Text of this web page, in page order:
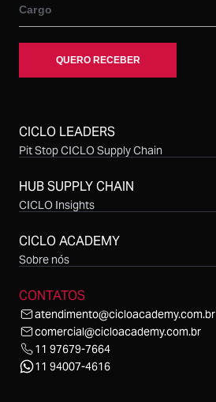
CICLO LEADERS
Pit Stop CICLO Supply Chain
Simpósio CICLO Supply Chain
HUB SUPPLY CHAIN
CICLO Insights
CICLO Talks
CICLO Cast
CICLO ACADEMY
Sobre nós
CONTATOS
atendimento@cicloacademy.com.br
comercial@cicloacademy.com.br
11 97679-7664
11 94007-4616